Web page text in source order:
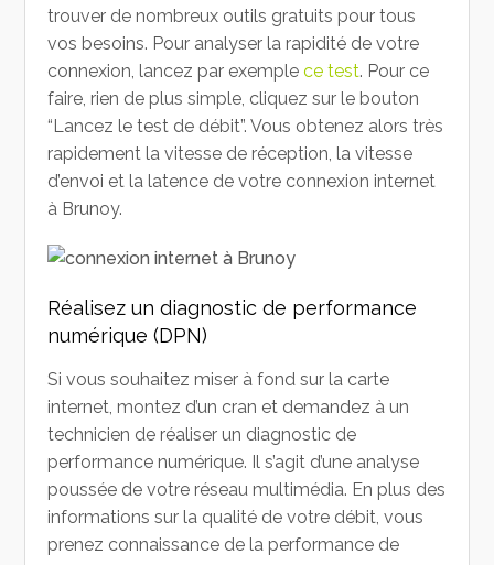
trouver de nombreux outils gratuits pour tous
vos besoins. Pour analyser la rapidité de votre
connexion, lancez par exemplece test. Pour ce
faire, rien de plus simple, cliquez sur le bouton
“Lancez le test de débit”. Vous obtenez alors très
rapidement la vitesse de réception, la vitesse
d’envoi et la latence de votre connexion internet
à Brunoy.
Réalisez un diagnostic de performance
numérique (DPN)
Si vous souhaitez miser à fond sur la carte
internet, montez d’un cran et demandez à un
technicien de réaliser un diagnostic de
performance numérique. Il s’agit d’une analyse
poussée de votre réseau multimédia. En plus des
informations sur la qualité de votre débit, vous
prenez connaissance de la performance de